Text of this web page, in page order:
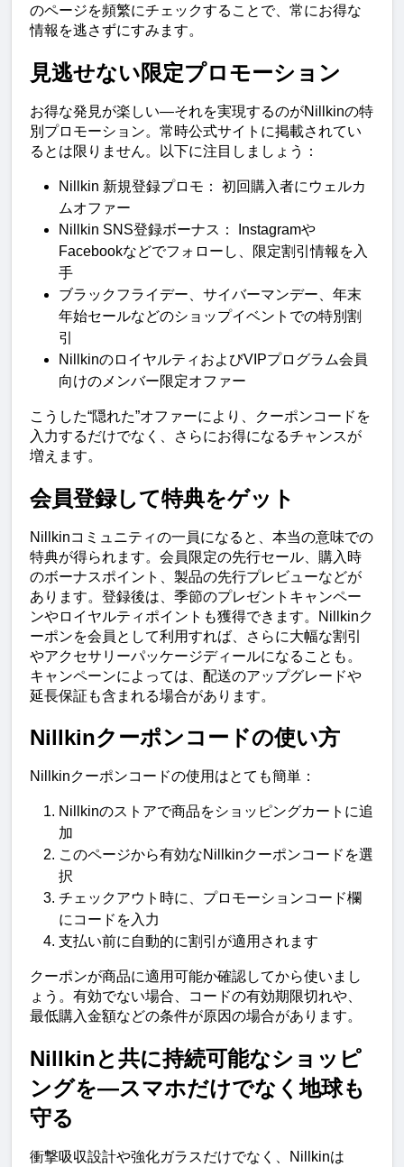
のページを頻繁にチェックすることで、常にお得な
情報を逃さずにすみます。
見逃せない限定プロモーション
お得な発見が楽しい—それを実現するのがNillkinの特
別プロモーション。常時公式サイトに掲載されてい
るとは限りません。以下に注目しましょう：
Nillkin 新規登録プロモ： 初回購入者にウェルカ
ムオファー
Nillkin SNS登録ボーナス： Instagramや
Facebookなどでフォローし、限定割引情報を入
手
ブラックフライデー、サイバーマンデー、年末
年始セールなどのショップイベントでの特別割
引
NillkinのロイヤルティおよびVIPプログラム会員
向けのメンバー限定オファー
こうした“隠れた”オファーにより、クーポンコードを
入力するだけでなく、さらにお得になるチャンスが
増えます。
会員登録して特典をゲット
Nillkinコミュニティの一員になると、本当の意味での
特典が得られます。会員限定の先行セール、購入時
のボーナスポイント、製品の先行プレビューなどが
あります。登録後は、季節のプレゼントキャンペー
ンやロイヤルティポイントも獲得できます。Nillkinク
ーポンを会員として利用すれば、さらに大幅な割引
やアクセサリーパッケージディールになることも。
キャンペーンによっては、配送のアップグレードや
延長保証も含まれる場合があります。
Nillkinクーポンコードの使い方
Nillkinクーポンコードの使用はとても簡単：
Nillkinのストアで商品をショッピングカートに追
加
このページから有効なNillkinクーポンコードを選
択
チェックアウト時に、プロモーションコード欄
にコードを入力
支払い前に自動的に割引が適用されます
クーポンが商品に適用可能か確認してから使いまし
ょう。有効でない場合、コードの有効期限切れや、
最低購入金額などの条件が原因の場合があります。
Nillkinと共に持続可能なショッピ
ングを—スマホだけでなく地球も
守る
衝撃吸収設計や強化ガラスだけでなく、Nillkinは